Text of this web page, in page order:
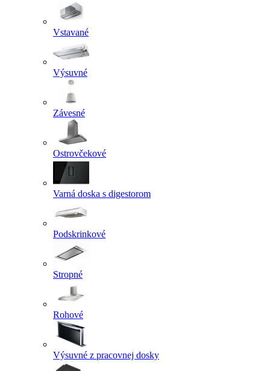
Vstavané
Výsuvné
Závesné
Ostrovčekové
Varná doska s digestorom
Podskrinkové
Stropné
Rohové
Výsuvné z pracovnej dosky